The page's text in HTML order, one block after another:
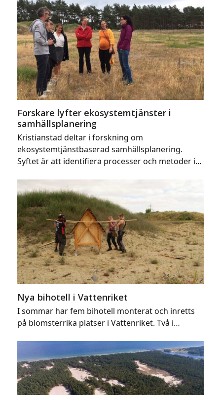
Forskare lyfter ekosystemtjänster i
samhällsplanering
Kristianstad deltar i forskning om
ekosystemtjänstbaserad samhällsplanering.
Syftet är att identifiera processer och metoder i…
Nya bihotell i Vattenriket
I sommar har fem bihotell monterat och inretts
på blomsterrika platser i Vattenriket. Två i…